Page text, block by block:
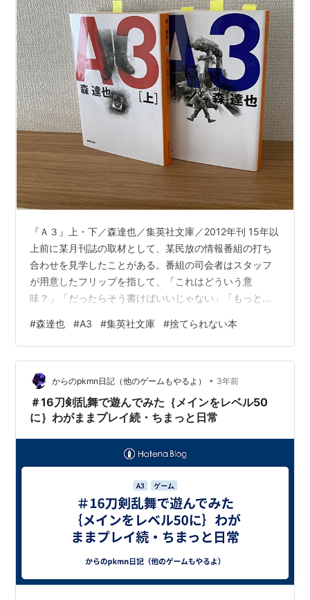
『Ａ３』上・下／森達也／集英社文庫／2012年刊 15年以
上前に某月刊誌の取材として、某民放の情報番組の打ち
合わせを見学したことがある。番組の司会者はスタッフ
が用意したフリップを指して、「これはどういう意
味？」「だったらそう書けばいいじゃない」「もっとわ
もっとわかりやすく。何度も繰り返されるその言葉に、
だからこの司会者が「視聴率男」と評されるわけだなと
納得しながら、でもまあ、世の中そんなにわかりやすい
ことばかりでもないだろうに、と思ったものだった。 記
事の中でそういう違和感を表すことは、私の仕事として
求められていなかった。自分の感情や考えをなる…
#森達也 #A3 #集英社文庫 #捨てられない本
からのpkmn日記（他のゲームもやるよ） • 3年前
＃16刀剣乱舞で遊んでみた｛メインをレベル50
に｝わがままプレイ続・ちまっと日常